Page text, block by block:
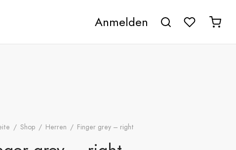
Anmelden
/ Shop / Herren / Finger grey – right